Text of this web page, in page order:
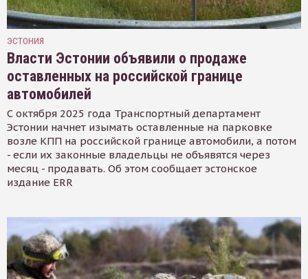
ЭСТОНИЯ
Власти Эстонии объявили о продаже
оставленных на российской границе
автомобилей
С октября 2025 года Транспортный департамент
Эстонии начнет изымать оставленные на парковке
возле КПП на российской границе автомобили, а потом
- если их законные владельцы не объявятся через
месяц - продавать. Об этом сообщает эстонское
издание ERR